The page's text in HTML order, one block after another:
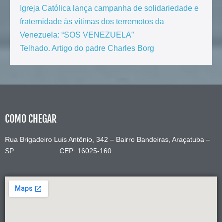
Igreja Católica lança campanha de solidariedade e
fraternidade às vítimas dos terremotos da
Venezuela: “SOS VENEZUELA”
Telhado. Artigo do padre Charles Borg
COMO CHEGAR
Rua Brigadeiro Luis Antônio, 342 – Bairro Bandeiras, Araçatuba –
SP CEP: 16025-160